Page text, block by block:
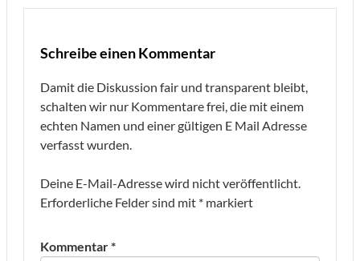
Schreibe einen Kommentar
Damit die Diskussion fair und transparent bleibt,
schalten wir nur Kommentare frei, die mit einem
echten Namen und einer gültigen E Mail Adresse
verfasst wurden.
Deine E-Mail-Adresse wird nicht veröffentlicht.
Erforderliche Felder sind mit * markiert
Kommentar*